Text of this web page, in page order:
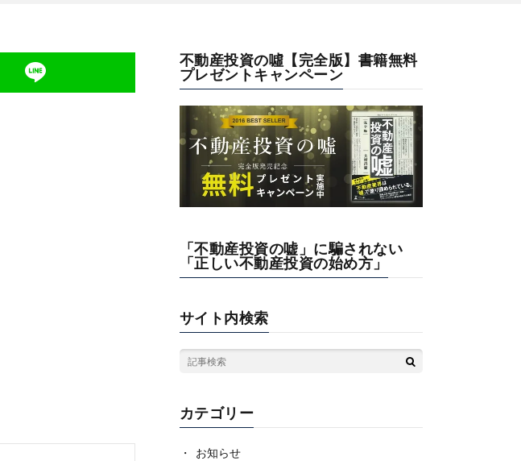
不動産投資の噓【完全版】書籍無料
プレゼントキャンペーン
「不動産投資の嘘」に騙されない
「正しい不動産投資の始め方」
サイト内検索
カテゴリー
お知らせ